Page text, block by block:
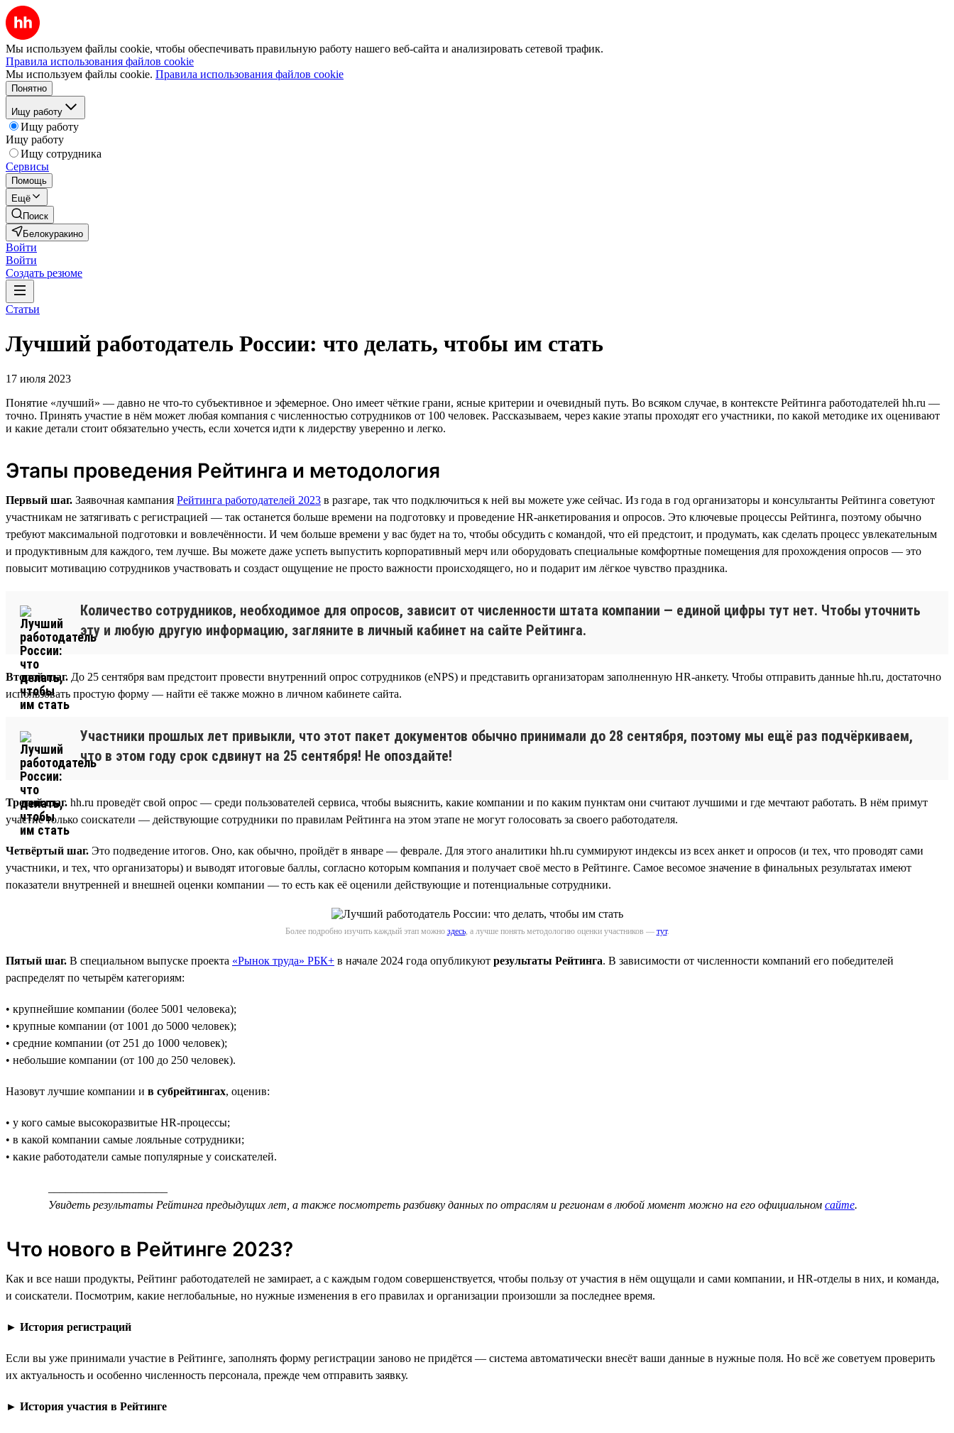
Мы используем файлы cookie, чтобы обеспечивать правильную работу нашего веб-сайта и анализировать сетевой трафик.
Правила использования файлов cookie
Мы используем файлы cookie. Правила использования файлов cookie
Понятно
Ищу работу
Ищу работу
Ищу работу
Ищу сотрудника
Сервисы
Помощь
Ещё
Поиск
Белокуракино
Войти
Войти
Создать резюме
Статьи
Лучший работодатель России: что делать, чтобы им стать
17 июля 2023
Понятие «лучший» — давно не что-то субъективное и эфемерное. Оно имеет чёткие грани, ясные критерии и очевидный путь. Во всяком случае, в контексте Рейтинга работодателей hh.ru —
точно. Принять участие в нём может любая компания с численностью сотрудников от 100 человек. Рассказываем, через какие этапы проходят его участники, по какой методике их оценивают
и какие детали стоит обязательно учесть, если хочется идти к лидерству уверенно и легко.
Этапы проведения Рейтинга и методология
Первый шаг. Заявочная кампания Рейтинга работодателей 2023 в разгаре, так что подключиться к ней вы можете уже сейчас. Из года в год организаторы и консультанты Рейтинга советуют
участникам не затягивать с регистрацией — так останется больше времени на подготовку и проведение HR-анкетирования и опросов. Это ключевые процессы Рейтинга, поэтому обычно
требуют максимальной подготовки и вовлечённости. И чем больше времени у вас будет на то, чтобы обсудить с командой, что ей предстоит, и продумать, как сделать процесс увлекательным
и продуктивным для каждого, тем лучше. Вы можете даже успеть выпустить корпоративный мерч или оборудовать специальные комфортные помещения для прохождения опросов — это
повысит мотивацию сотрудников участвовать и создаст ощущение не просто важности происходящего, но и подарит им лёгкое чувство праздника.
Количество сотрудников, необходимое для опросов, зависит от численности штата компании — единой цифры тут нет. Чтобы уточнить
эту и любую другую информацию, загляните в личный кабинет на сайте Рейтинга.
Второй шаг. До 25 сентября вам предстоит провести внутренний опрос сотрудников (eNPS) и представить организаторам заполненную HR-анкету. Чтобы отправить данные hh.ru, достаточно
использовать простую форму — найти её также можно в личном кабинете сайта.
Участники прошлых лет привыкли, что этот пакет документов обычно принимали до 28 сентября, поэтому мы ещё раз подчёркиваем,
что в этом году срок сдвинут на 25 сентября! Не опоздайте!
Третий шаг. hh.ru проведёт свой опрос — среди пользователей сервиса, чтобы выяснить, какие компании и по каким пунктам они считают лучшими и где мечтают работать. В нём примут
участие только соискатели — действующие сотрудники по правилам Рейтинга на этом этапе не могут голосовать за своего работодателя.
Четвёртый шаг. Это подведение итогов. Оно, как обычно, пройдёт в январе — феврале. Для этого аналитики hh.ru суммируют индексы из всех анкет и опросов (и тех, что проводят сами
участники, и тех, что организаторы) и выводят итоговые баллы, согласно которым компания и получает своё место в Рейтинге. Самое весомое значение в финальных результатах имеют
показатели внутренней и внешней оценки компании — то есть как её оценили действующие и потенциальные сотрудники.
Более подробно изучить каждый этап можно здесь, а лучше понять методологию оценки участников — тут.
Пятый шаг. В специальном выпуске проекта «Рынок труда» РБК+ в начале 2024 года опубликуют результаты Рейтинга. В зависимости от численности компаний его победителей
распределят по четырём категориям:
• крупнейшие компании (более 5001 человека);
• крупные компании (от 1001 до 5000 человек);
• средние компании (от 251 до 1000 человек);
• небольшие компании (от 100 до 250 человек).
Назовут лучшие компании и в субрейтингах, оценив:
• у кого самые высокоразвитые HR-процессы;
• в какой компании самые лояльные сотрудники;
• какие работодатели самые популярные у соискателей.
Увидеть результаты Рейтинга предыдущих лет, а также посмотреть разбивку данных по отраслям и регионам в любой момент можно на его официальном сайте.
Что нового в Рейтинге 2023?
Как и все наши продукты, Рейтинг работодателей не замирает, а с каждым годом совершенствуется, чтобы пользу от участия в нём ощущали и сами компании, и HR-отделы в них, и команда,
и соискатели. Посмотрим, какие неглобальные, но нужные изменения в его правилах и организации произошли за последнее время.
► История регистраций
Если вы уже принимали участие в Рейтинге, заполнять форму регистрации заново не придётся — система автоматически внесёт ваши данные в нужные поля. Но всё же советуем проверить
их актуальность и особенно численность персонала, прежде чем отправить заявку.
► История участия в Рейтинге